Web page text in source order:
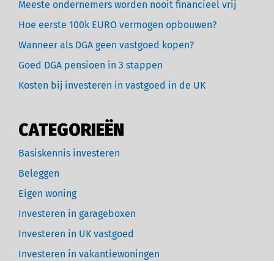
Meeste ondernemers worden nooit financieel vrij
Hoe eerste 100k EURO vermogen opbouwen?
Wanneer als DGA geen vastgoed kopen?
Goed DGA pensioen in 3 stappen
Kosten bij investeren in vastgoed in de UK
CATEGORIEËN
Basiskennis investeren
Beleggen
Eigen woning
Investeren in garageboxen
Investeren in UK vastgoed
Investeren in vakantiewoningen